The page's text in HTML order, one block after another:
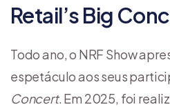
Retail’s Big
Todo ano, o NRF Show
espetáculo aos seus
Concert. Em 2025, foi